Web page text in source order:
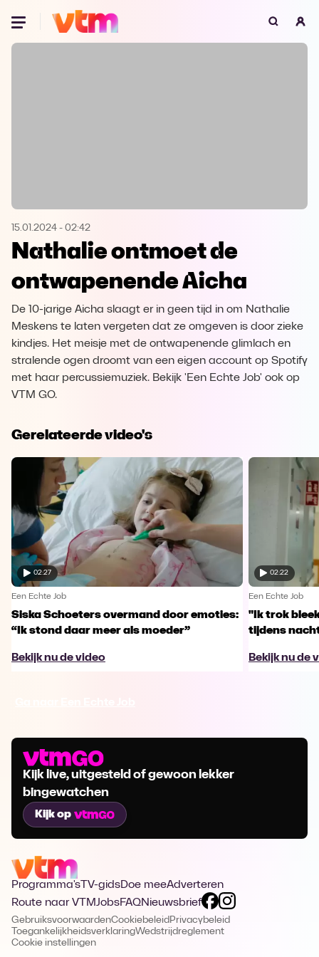
Oeps, browser niet ondersteund
Microsoft Edge Download
Opera Download
15.01.2024 - 02:42
Nathalie ontmoet de
ontwapenende Aicha
De 10-jarige Aicha slaagt er in geen tijd in om Nathalie
Meskens te laten vergeten dat ze omgeven is door zieke
kindjes. Het meisje met de ontwapenende glimlach en
stralende ogen droomt van een eigen account op Spotify
met haar percussiemuziek. Bekijk 'Een Echte Job' ook op
VTM GO.
Gerelateerde video's
02:27
Een Echte Job
Siska Schoeters overmand door emoties:
“Ik stond daar meer als moeder”
Bekijk nu de video
02:22
Een Echte Job
"Ik trok
tijdens
Bekijk nu de
Kijk live, uitgesteld of gewoon lekker
bingewatchen
Kijk op
Programma's TV-gidsDoe meeAdverteren
Route naar VTMJobsFAQNieuwsbrief
GebruiksvoorwaardenCookiebeleid Privacybeleid
ToegankelijkheidsverklaringWedstrijdreglement
Cookie instellingen